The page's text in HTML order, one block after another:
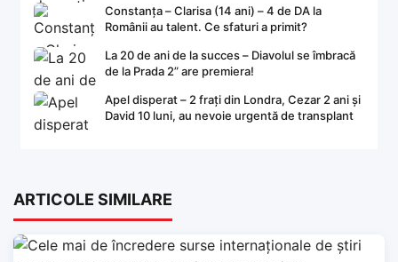
Constanța – Clarisa (14 ani) – 4 de DA la
Românii au talent. Ce sfaturi a primit?
La 20 de ani de la succes – Diavolul se îmbracă
de la Prada 2” are premiera!
Apel disperat – 2 frați din Londra, Cezar 2 ani și
David 10 luni, au nevoie urgentă de transplant
ARTICOLE SIMILARE